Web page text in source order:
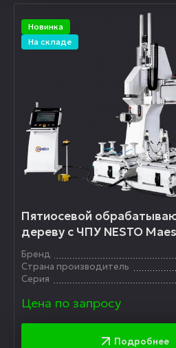
Новинка
На складе
Пятиосевой
дереву с ЧПУ NESTO
Бренд
Страна производитель
Серия
Цена по запросу
Подробнее